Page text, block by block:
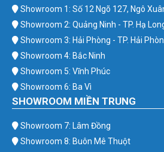
Showroom 1: Số 12 Ngõ 127, Ngô
Showroom 2: Quảng Ninh - TP. Hạ
Showroom 3: Hải Phòng - TP. Hải
Showroom 4: Bắc Ninh
Showroom 5: Vĩnh Phúc
Showroom 6: Ba Vì
SHOWROOM MIỀN TRUNG
Showroom 7: Lâm Đồng
Showroom 8: Buôn Mê Thuột